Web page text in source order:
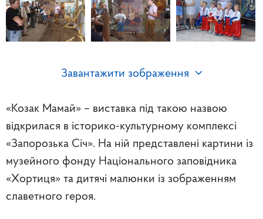
Завантажити зображення
«Козак Мамай» – виставка під такою назвою
відкрилася в історико-культурному комплексі
«Запорозька Січ». На ній представлені картини із
музейного фонду Національного заповідника
«Хортиця» та дитячі малюнки із зображенням
славетного героя.